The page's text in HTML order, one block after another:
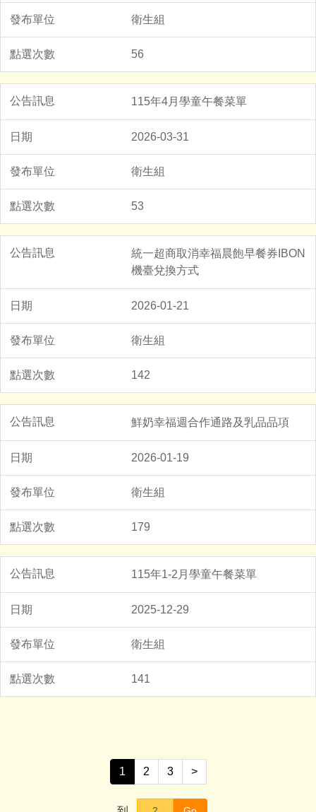
衛生組
56
115年4月學童午餐菜單
2026-03-31
衛生組
53
統一超商取消幸福晨飽早餐券IBON
機臺兌換方式
2026-01-21
衛生組
142
鮮奶幸福週合作通路及乳品品項
2026-01-19
衛生組
179
115年1-2月學童午餐菜單
2025-12-29
衛生組
141
1 2 3 >